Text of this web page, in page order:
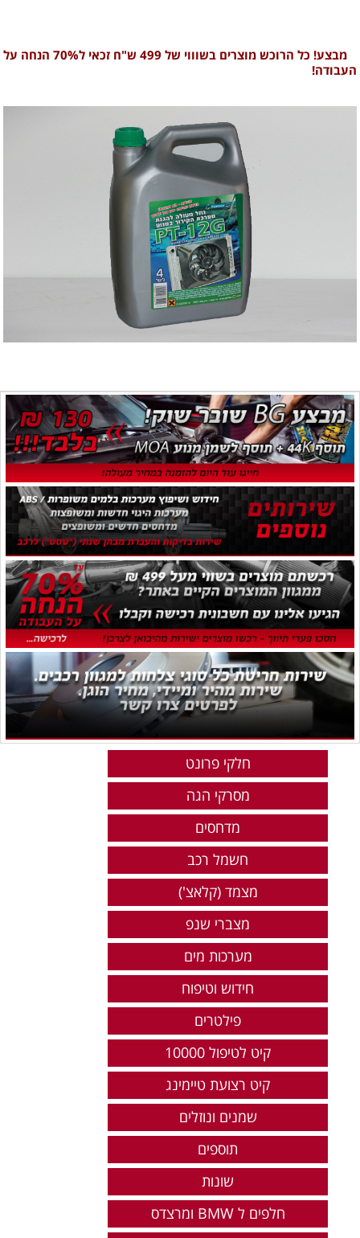
מבצע! כל הרוכש מוצרים בשוווי של 499 ש"ח זכאי ל70% הנחה על
העבודה!
חלקי פרונט
מסרקי הגה
מדחסים
חשמל רכב
מצמד (קלאצ')
מצברי שנפ
מערכות מים
חידוש וטיפוח
פילטרים
קיט לטיפול 10000
קיט רצועת טיימינג
שמנים ונוזלים
תוספים
שונות
חלפים ל BMW ומרצדס